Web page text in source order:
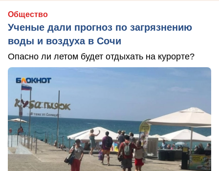
Общество
Ученые дали прогноз по загрязнению
воды и воздуха в Сочи
Опасно ли летом будет отдыхать на курорте?